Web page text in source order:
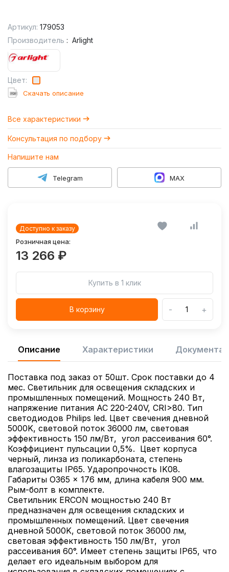
Артикул: 179053
Производитель : Arlight
Цвет:
Cкачать описание
Все характеристики
Консультация по подбору
Напишите нам
Telegram MAX
Доступно к заказу
Розничная цена:
13 266 ₽
Купить в 1 клик
В корзину - +
Описание Характеристики
Поставка под заказ от 50шт. Срок поставки до 4
мес. Светильник для освещения складских и
промышленных помещений. Мощность 240 Вт,
напряжение питания AC 220-240V, CRI>80. Тип
светодиодов Philips led. Цвет свечения дневной
5000K, световой поток 36000 лм, световая
эффективность 150 лм/Вт, угол рассеивания 60°.
Коэффициент пульсации 0,5%. Цвет корпуса
черный, линза из поликарбоната, степень
влагозащиты IP65. Ударопрочность IK08.
Габариты O365 x 176 мм, длина кабеля 900 мм.
Рым-болт в комплекте.
Светильник ERCON мощностью 240 Вт
предназначен для освещения складских и
промышленных помещений. Цвет свечения
дневной 5000K, световой поток 36000 лм,
световая эффективность 150 лм/Вт, угол
рассеивания 60°. Имеет степень защиты IP65, что
делает его идеальным выбором для